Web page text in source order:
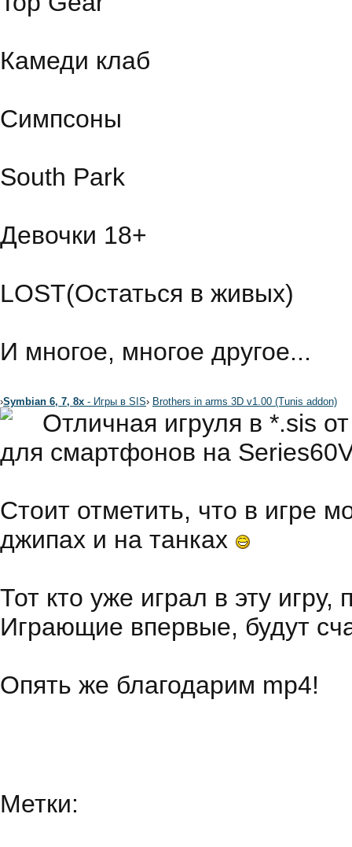
Камеди клаб
Симпсоны
South Park
Девочки 18+
LOST(Остаться в живых)
И многое, многое другое...
›Symbian 6, 7, 8x - Игры в SIS› Brothers in arms 3D v1.00 (Tunis addon)
Отличная игруля в *.sis
для смартфонов на
Стоит отметить, что в игре
джипах и на танках
Тот кто уже играл в эту
Играющие впервые, будут
Опять же благодарим mp4!
Метки: